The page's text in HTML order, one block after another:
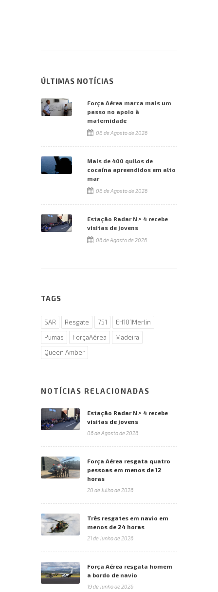
ÚLTIMAS NOTÍCIAS
Força Aérea marca mais um
passo no apoio à
maternidade
08 de Agosto de 2026
Mais de 400 quilos de
cocaína apreendidos em alto
mar
08 de Agosto de 2026
Estação Radar N.º 4 recebe
visitas de jovens
06 de Agosto de 2026
TAGS
SAR Resgate 751
EH101Merlin
Pumas
ForçaAérea
Madeira
Queen Amber
NOTÍCIAS RELACIONADAS
Estação Radar N.º 4 recebe
visitas de jovens
06 de Agosto de 2026
Força Aérea resgata quatro
pessoas em menos de 12
horas
20 de Julho de 2026
Três resgates em navio em
menos de 24 horas
21 de Junho de 2026
Força Aérea resgata homem
a bordo de navio
19 de Junho de 2026